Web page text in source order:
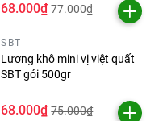
68.000₫ 77.000₫
SBT
Lương khô mini vị việt quất
SBT gói 500gr
68.000₫ 75.000₫